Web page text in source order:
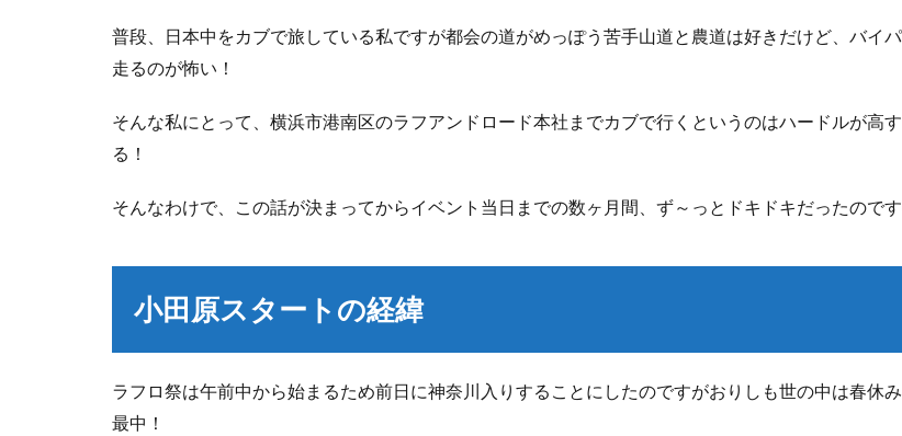
普段、日本中をカブで旅している私ですが都会の道がめっぽう苦手山道と農道は好きだけど、バイ
走るのが怖い！
そんな私にとって、横浜市港南区のラフアンドロード本社までカブで行くというのはハードルが高
る！
そんなわけで、この話が決まってからイベント当日までの数ヶ月間、ず～っとドキドキだったので
小田原スタートの経緯
ラフロ祭は午前中から始まるため前日に神奈川入りすることにしたのですがおりしも世の中は春休
最中！